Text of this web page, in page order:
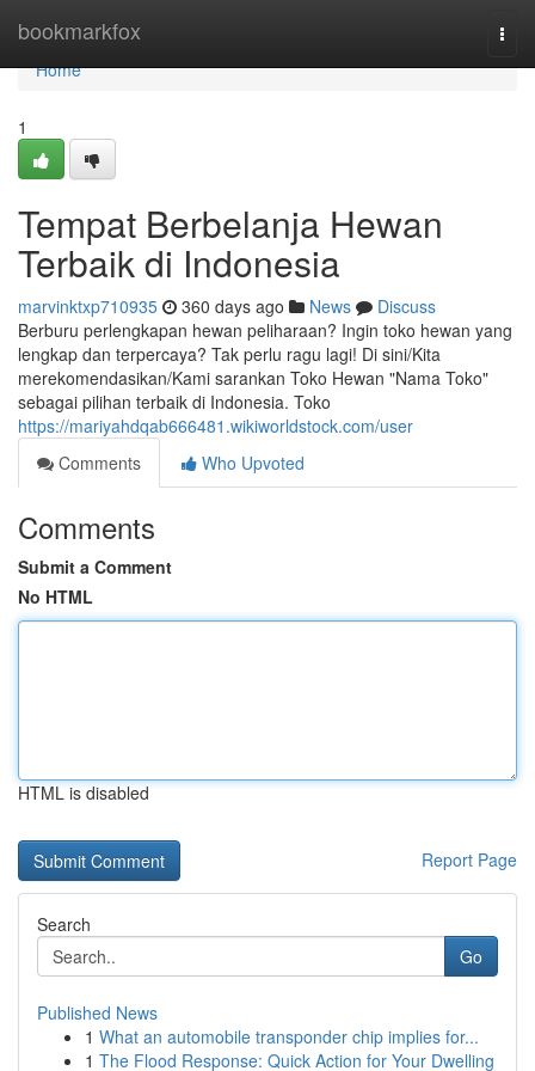
bookmarkfox
Home
Home
1
Tempat Berbelanja Hewan
Terbaik di Indonesia
marvinktxp710935 360 days ago News
Discuss
Berburu perlengkapan hewan peliharaan? Ingin toko hewan yang
lengkap dan terpercaya? Tak perlu ragu lagi! Di sini/Kita
merekomendasikan/Kami sarankan Toko Hewan "Nama Toko"
sebagai pilihan terbaik di Indonesia. Toko
https://mariyahdqab666481.wikiworldstock.com/user
Comments
Who Upvoted
Comments
Submit a Comment
No HTML
HTML is disabled
Report Page
Search
Go
Published News
1 What an automobile transponder chip implies for...
1 The Flood Response: Quick Action for Your Dwelling